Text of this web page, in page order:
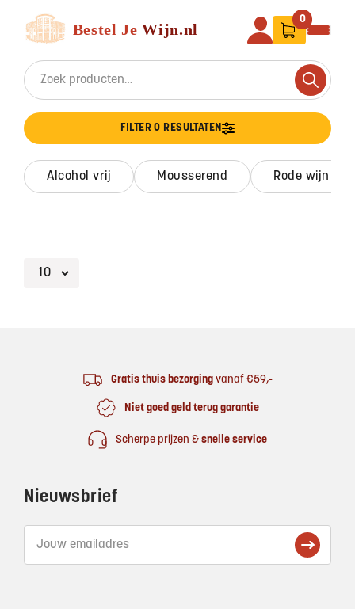
Search for:
Search
0
FILTER 0 RESULTATEN
alcohol vrij mousserend rode wijn
Gratis thuis bezorgingvanaf €59,-
Niet goed geld terug garantie
Scherpe prijzen & snelle service
Nieuwsbrief